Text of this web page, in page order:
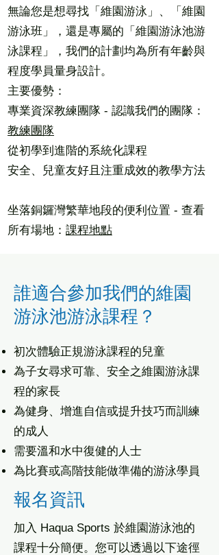
無論您是想尋找「維園游泳」、「維園
游泳班」，還是專屬的「維園游泳池游
泳課程」，我們的計劃均為所有年齡與
程度學員量身設計。
主要優勢：
專業資深教練團隊 - 認識我們的團隊：
教練團隊
從初學到進階的系統化課程
安全、兒童友好且注重成效的教學方法
坐落銅鑼灣繁華地段的便利位置 - 查看
所有場地： 課程地點
誰適合參加我們的維園
游泳池游泳課程？
初次體驗正規游泳課程的兒童
為子女尋求可靠、安全之維園游泳課
程的家長
為健身、增進自信或提升技巧而訓練
的成人
需要溫和水中復健的人士
為比賽或高階技能做準備的游泳學員
報名資訊
加入 Haqua Sports 於維園游泳池的
課程十分簡便。您可以透過以下途徑